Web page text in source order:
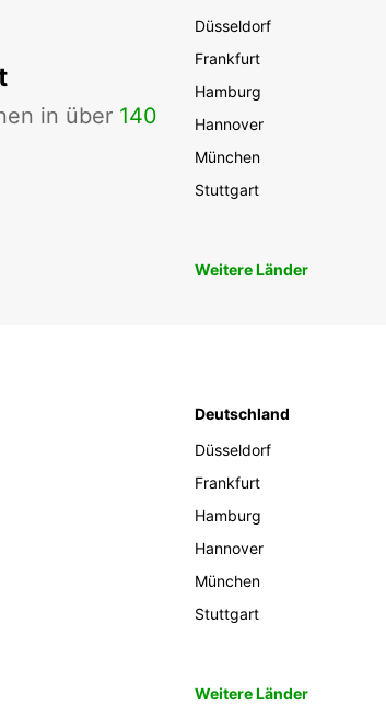
in über 140
Düsseldorf
Frankfurt
Hamburg
Hannover
München
Stuttgart
Weitere Länder
Deutschland
Düsseldorf
Frankfurt
Hamburg
Hannover
München
Stuttgart
Weitere Länder